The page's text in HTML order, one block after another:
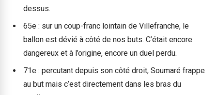
dessus.
65e : sur un coup-franc lointain de Villefranche, le
ballon est dévié à côté de nos buts. C’était encore
dangereux et à l’origine, encore un duel perdu.
71e : percutant depuis son côté droit, Soumaré frappe
au but mais c’est directement dans les bras du